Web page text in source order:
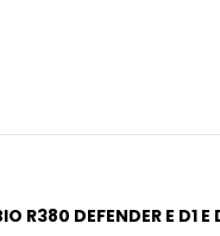
R380 DEFENDER E D1